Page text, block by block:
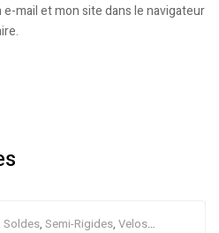
mail et mon site dans le navigateur
Soldes, Semi-Rigides, Velos